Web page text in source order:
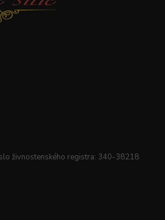
živnostenského registra: 340-38218